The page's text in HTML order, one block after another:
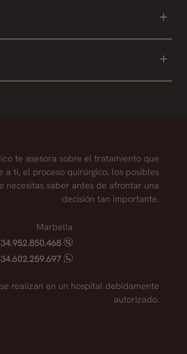
te asesora sobre el tratamiento que
a ti, el proceso quirúrgico, los posibles
necesitas saber antes de afrontar una
decisión tan importante.
Marbella
realizan en un hospital debidamente
autorizado.